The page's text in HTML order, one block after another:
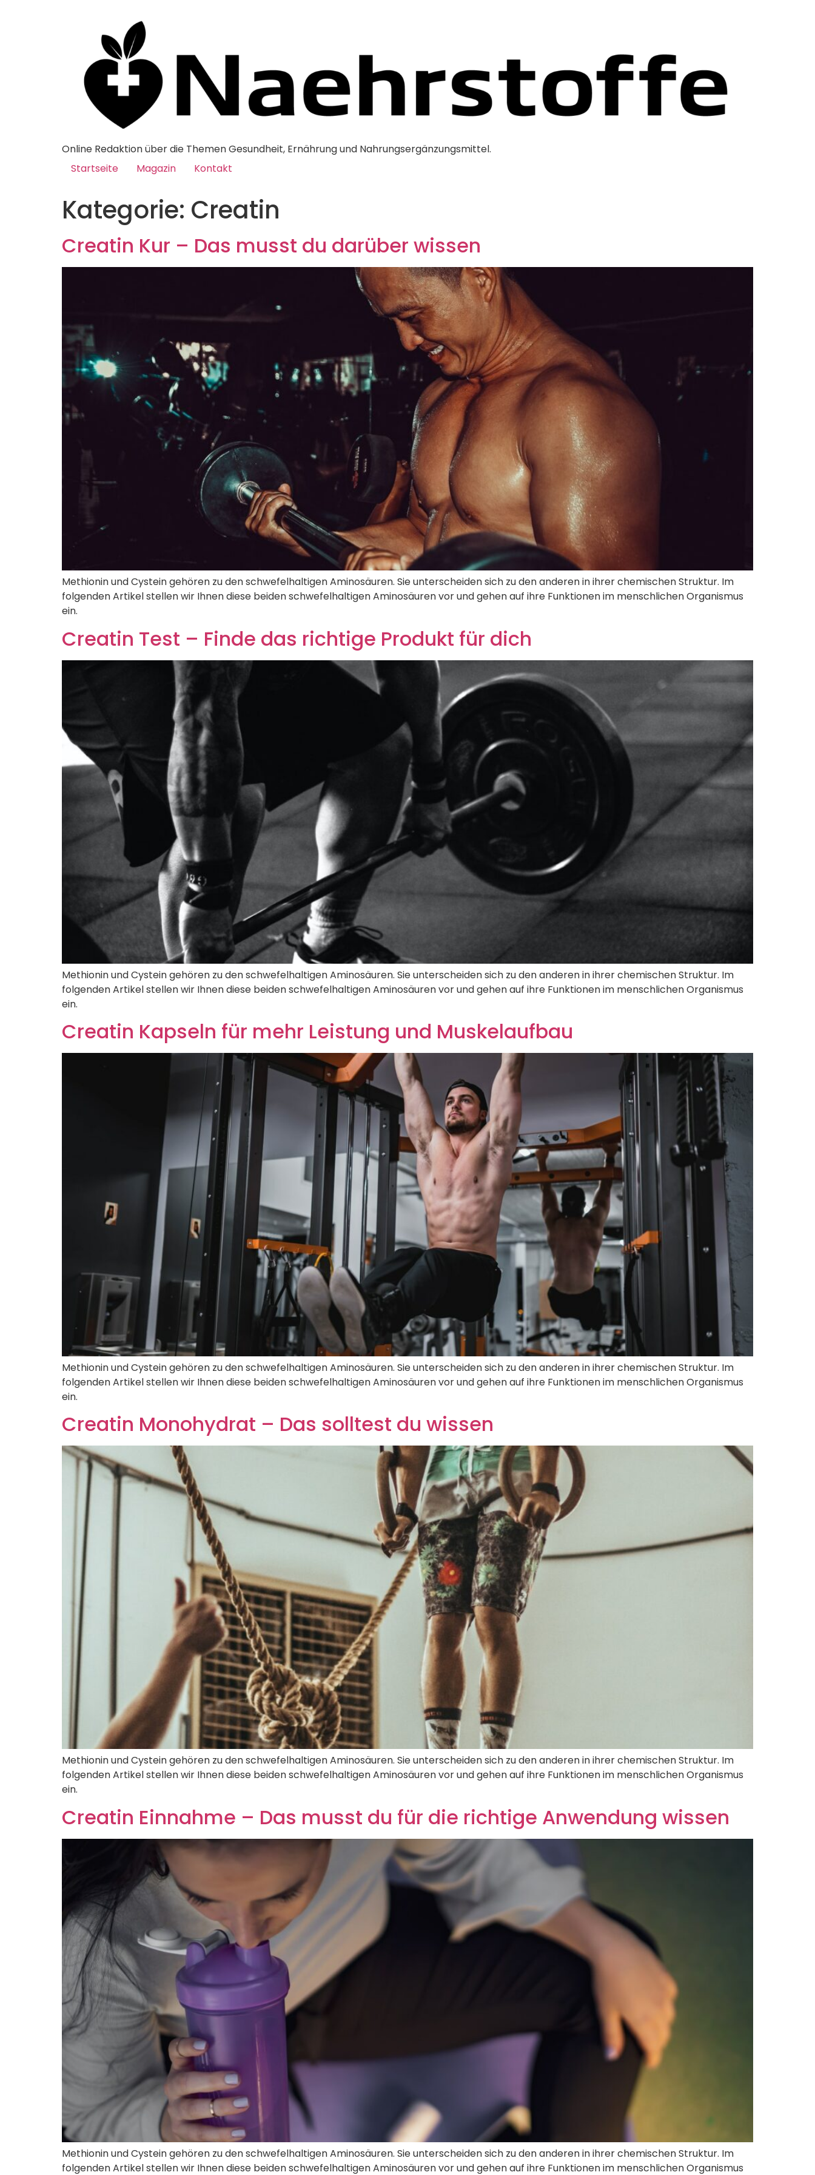
Online Redaktion über die Themen Gesundheit, Ernährung und Nahrungsergänzungsmittel.
Startseite
Magazin Kontakt
Kategorie: Creatin
Creatin Kur – Das musst du darüber wissen
Methionin und Cystein gehören zu den schwefelhaltigen Aminosäuren. Sie unterscheiden sich zu den anderen in ihrer chemischen Struktur. Im
folgenden Artikel stellen wir Ihnen diese beiden schwefelhaltigen Aminosäuren vor und gehen auf ihre Funktionen im menschlichen Organismus
ein.
Creatin Test – Finde das richtige Produkt für dich
Methionin und Cystein gehören zu den schwefelhaltigen Aminosäuren. Sie unterscheiden sich zu den anderen in ihrer chemischen Struktur. Im
folgenden Artikel stellen wir Ihnen diese beiden schwefelhaltigen Aminosäuren vor und gehen auf ihre Funktionen im menschlichen Organismus
ein.
Creatin Kapseln für mehr Leistung und Muskelaufbau
Methionin und Cystein gehören zu den schwefelhaltigen Aminosäuren. Sie unterscheiden sich zu den anderen in ihrer chemischen Struktur. Im
folgenden Artikel stellen wir Ihnen diese beiden schwefelhaltigen Aminosäuren vor und gehen auf ihre Funktionen im menschlichen Organismus
ein.
Creatin Monohydrat – Das solltest du wissen
Methionin und Cystein gehören zu den schwefelhaltigen Aminosäuren. Sie unterscheiden sich zu den anderen in ihrer chemischen Struktur. Im
folgenden Artikel stellen wir Ihnen diese beiden schwefelhaltigen Aminosäuren vor und gehen auf ihre Funktionen im menschlichen Organismus
ein.
Creatin Einnahme – Das musst du für die richtige Anwendung wissen
Methionin und Cystein gehören zu den schwefelhaltigen Aminosäuren. Sie unterscheiden sich zu den anderen in ihrer chemischen Struktur. Im
folgenden Artikel stellen wir Ihnen diese beiden schwefelhaltigen Aminosäuren vor und gehen auf ihre Funktionen im menschlichen Organismus